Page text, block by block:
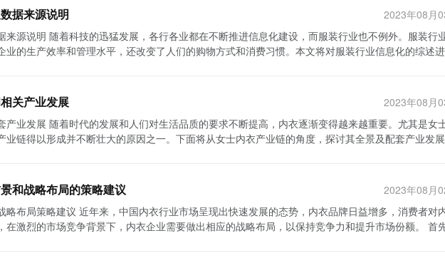
首先，信息化系统的建设和运
服装企业来说，是一笔巨大的负担。其次，信息安全问题也给服装企业的信息化建设带来了困扰。数
响了企业的信誉和声誉。因此，加强信息安全的建设和管理成为了服装企业信息化的重点任务。 综上
细分应用市场当前正处于充满机遇和挑战并存的阶段。我国服装企业需要紧跟时代的步伐，加快推
于服装品牌和产品的信息。 然而，尽管供给方和需求方都对服装行业的信息化发展
先，供应链管理方面的信息化存在问题。由于中国服装行业的供应链
络，各个环节之间涉及到众多厂家和零售商。然而，由于信息化技术的不足和供应链管理的分散性
想。这导致了信息的不对称和业务流程的低效率，进而影响到了供应链的整体效益。 其次，电子商
定的风险和不便。 最后，数据安全和隐私保护方面的问题也是中国服装行业信
信息化技术的普及，大量用户数据被生成和储存，这包括消费者的个人信息和购买记录等。然而，由
全和隐私保护的重视不够，导致了用户信息泄露和滥用的问题频发，进一步损害了消费者对于服装
应链管
要加强自身的监管和规范，提供更安全可靠的购物环境。 最后，加强数据安全和隐私保护。
大，但在推进过程中仍然存在一些问题和痛点。通过加强供应链管理、电子商务和数据安全方面的建
的信息化发展，提高行业的竞争力和品牌形象。同时，政府和相关部门也应该加大对于信息化的支
据来源说明
2023年08月
而服装行业也不例外。服装行业信
业的生产效率和管理水平，还改变了人们的购物方式和消费习惯。本文将对服装行业信息化的综述
环节，减少人工成本和物料浪费。 其次，供应链管理实现的一体化。服装行业供应链
产制造、仓储配送等多个环节，采用信息化手段可以实现这些环节的无缝对接和信息共享。比如，
明度和安全性。 再次，电商模式的兴起。随着互联网的普及，越来越多的消费
行业也推出了各种各样的电商平台，方便消费者进行选购和交易。而电商平台与实体店进行无缝对
过社交媒体等渠道对服装行业进行评价和反馈，帮助企业改进产品和服务。 针对以上综述中所涉
调研数据和第三方数据。 企业内部数据是指企业通过自己的信息系统收集到的数
产制造系统、供应链管理系统和销售管理系统等来收集生产、销售和库存等相关数据。同时，企业
者购买习惯和偏好的数据。 市场调研数据是指通过市场调研手段获得的数据。市场
关产业发展
2023年08月
渐变得越来越重要。尤其是女士内
业链得以形成并不断壮大的原因之一。下面将从女士内衣产业链的角度，探讨其全景及配套产业发
商开始注重研发环保、抗菌等功能性面料，以满足消费者对内衣健康、环保的需求。 接下来是内衣
设计要求和市场需求，生产出成品内衣。内衣制造商在制造过程中要关注工艺和细节，确保内衣的
制造商还提供代加工、代设计等服务，加强与品牌商的合作，形成良好的合作关系。 而品牌商则是
环节。品牌商凭借其独特的设计理念和市场定位，塑造出自己的品牌形象，并通过广告和推广活动
和战略布局的策略建议
2023年08月
发展的态势，内衣品牌日益增多，消费者对内衣
激烈的市场竞争背景下，内衣企业需要做出相应的战略布局，以保持竞争力和提升市场份额。 首先，